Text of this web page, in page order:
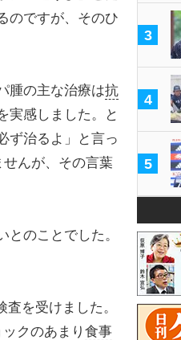
のですが、そのひ
腫の主な治療は抗
実感しました。と
ず治るよ」と言っ
んが、その言葉
のことでした。
を受けました。
クのあまり 食事
3
4
5